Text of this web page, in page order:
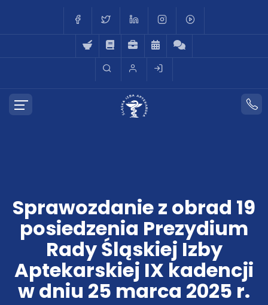
Sprawozdanie z obrad 19
posiedzenia Prezydium
Rady Śląskiej Izby
Aptekarskiej IX kadencji
w dniu 25 marca 2025 r.